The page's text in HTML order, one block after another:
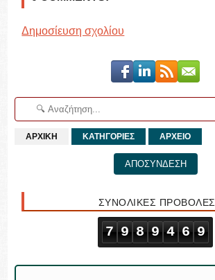
Δημοσίευση σχολίου
ΑΡΧΙΚΗ ΚΑΤΗΓΟΡΙΕΣ ΑΡΧΕΙΟ
ΑΠΟΣΥΝΔΕΣΗ
ΣΥΝΟΛΙΚΕΣ ΠΡΟΒΟΛΕΣ
7 9 8 9 4 6 9